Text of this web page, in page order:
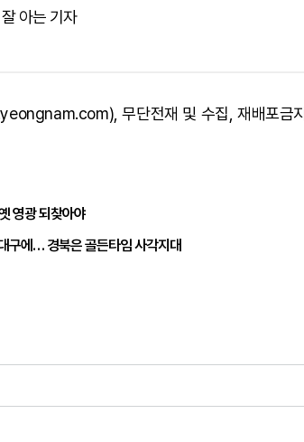
아는 기자
무단전재 및 수집, 재배포금지
영광 되찾아야
구에… 경북은 골든타임 사각지대